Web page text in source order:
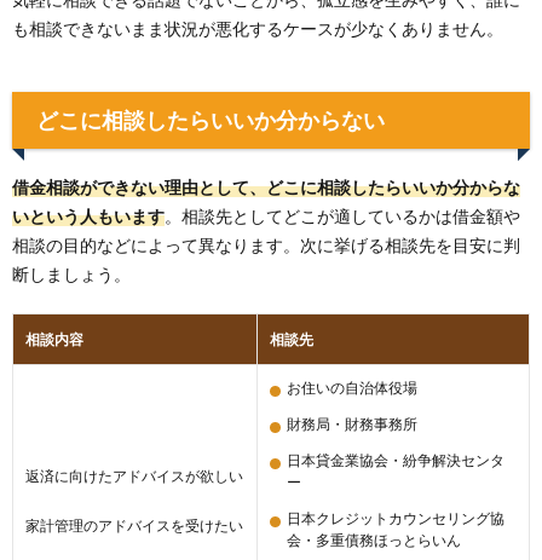
も相談できないまま状況が悪化するケースが少なくありません。
どこに相談したらいいか分からない
借金相談ができない理由として、どこに相談したらいいか分からな
いという人もいます。相談先としてどこが適しているかは借金額や
相談の目的などによって異なります。次に挙げる相談先を目安に判
断しましょう。
相談内容 相談先
返済に向けたアドバイスが欲しい
家計管理のアドバイスを受けたい
お住いの自治体役場
財務局・財務事務所
日本貸金業協会・紛争解決センタ
ー
日本クレジットカウンセリング協
会・多重債務ほっとらいん